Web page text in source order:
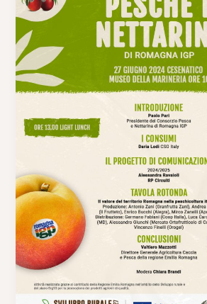
Pesche
e
Nettarine
Romagna
IGP
Il